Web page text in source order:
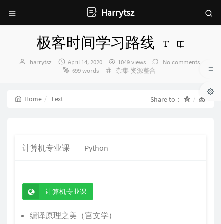
Harrytsz
极客时间学习路线
Author：
harrytsz
发
布
April 14, 2020 1049 views
No comments
699 words
Categories：
杂集 资源整合
Home Text Share to：
计算机专业课 Python
计算机专业课
编译原理之美（宫文学）